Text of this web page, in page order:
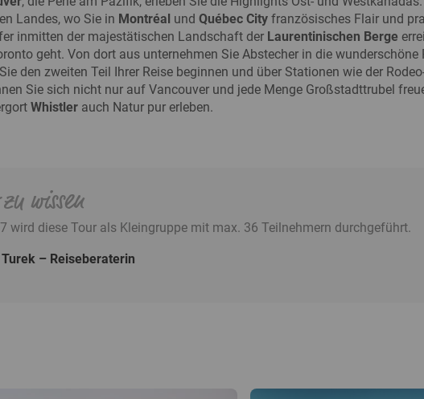
Landes, wo Sie in Montréal und Québec Cityfranzösisches Flair und
inmitten der majestätischen Landschaft derLaurentinischen Berge
geht. Von dort aus unternehmen Sie Abstecher in die wunderschöne
den zweiten Teil Ihrer Reise beginnen und über Stationen wie der
Sie sich nicht nur auf Vancouver und jede Menge Großstadttrubel
Whistler auch Natur pur erleben.
wissen
wird diese Tour als Kleingruppe mit max. 36 Teilnehmern durchgeführt.
Reiseberaterin